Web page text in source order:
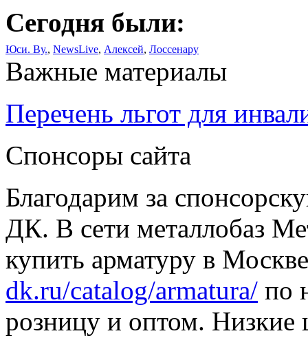
Сегодня были:
Юси. Ву., NewsLive, Алексей, Лоссенару
Важные материалы
Перечень льгот для
Спонсоры сайта
Благодарим за
ДК. В сети металлобаз
купить арматуру в
dk.ru/catalog/armatura/ по
розницу и оптом. Низкие